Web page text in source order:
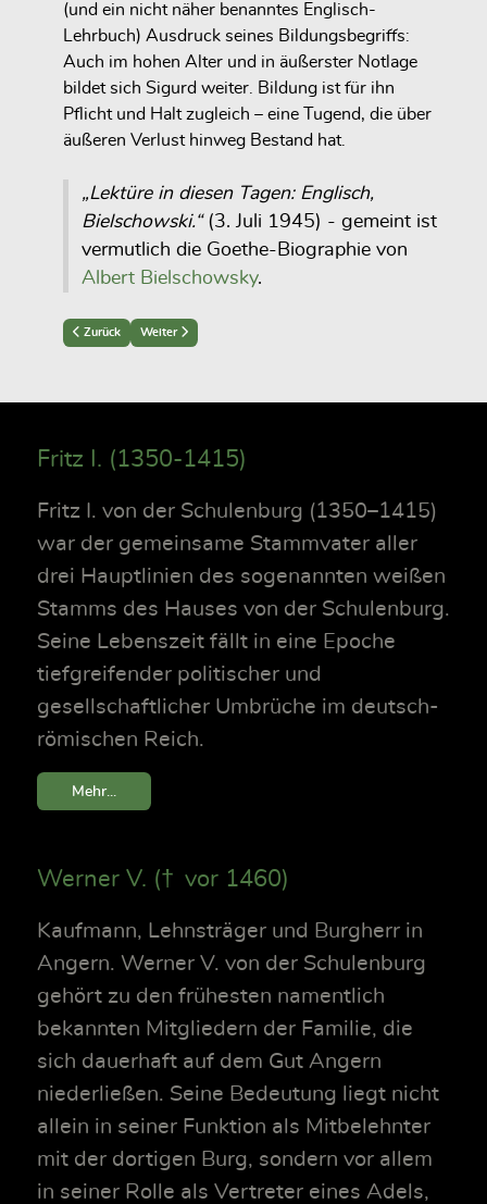
(und ein nicht näher benanntes Englisch-
Lehrbuch) Ausdruck seines Bildungsbegriffs:
Auch im hohen Alter und in äußerster Notlage
bildet sich Sigurd weiter. Bildung ist für ihn
Pflicht und Halt zugleich – eine Tugend, die über
äußeren Verlust hinweg Bestand hat.
„Lektüre in diesen Tagen: Englisch,
Bielschowski.“(3. Juli 1945) - gemeint ist
vermutlich die Goethe-Biographie von
Albert Bielschowsky.
Previous article: Friedrich Wilhelm Christoph Daniel (1843-1921)
Zurück Next article: Kuno Wilhelm Christoph Daniel (1923-1987)
Weiter
Fritz I. (1350-1415)
Fritz I. von der Schulenburg (1350–1415)
war der gemeinsame Stammvater aller
drei Hauptlinien des sogenannten weißen
Stamms des Hauses von der Schulenburg.
Seine Lebenszeit fällt in eine Epoche
tiefgreifender politischer und
gesellschaftlicher Umbrüche im deutsch-
römischen Reich.
Mehr...
Werner V. († vor 1460)
Kaufmann, Lehnsträger und Burgherr in
Angern. Werner V. von der Schulenburg
gehört zu den frühesten namentlich
bekannten Mitgliedern der Familie, die
sich dauerhaft auf dem Gut Angern
niederließen. Seine Bedeutung liegt nicht
allein in seiner Funktion als Mitbelehnter
mit der dortigen Burg, sondern vor allem
in seiner Rolle als Vertreter eines Adels,